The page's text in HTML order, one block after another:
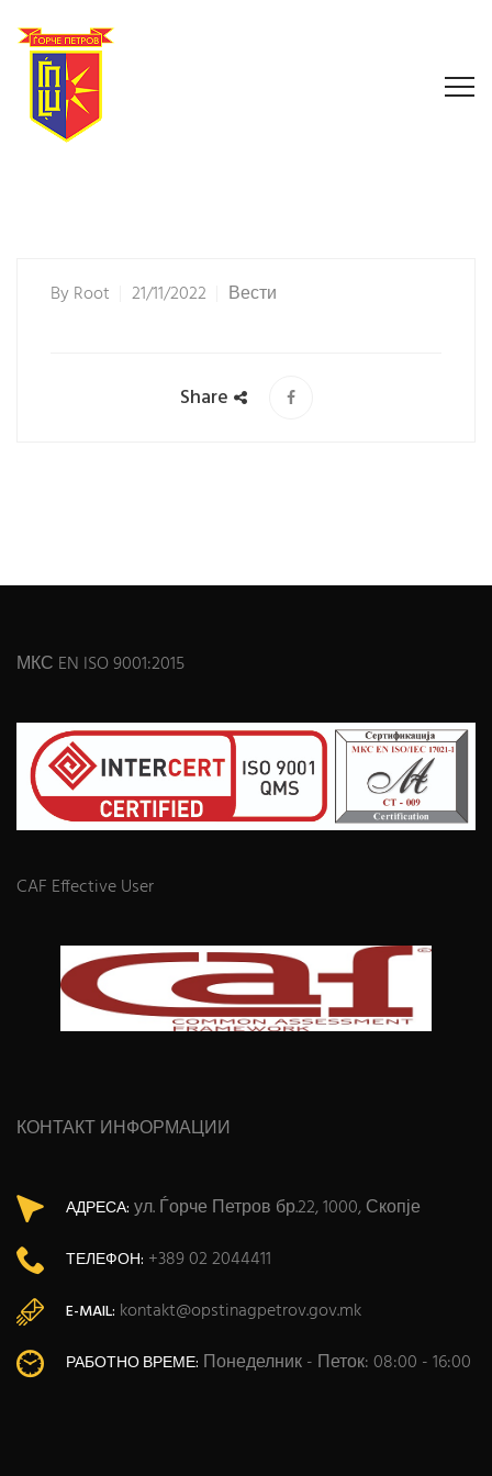
ByRoot 21/11/2022 Вести
Share
МКС EN ISO 9001:2015
CAF Effective User
КОНТАКТ ИНФОРМАЦИИ
АДРЕСА: ул. Ѓорче Петров бр.22, 1000, Скопје
ТЕЛЕФОН: +389 02 2044411
E-MAIL: kontakt@opstinagpetrov.gov.mk
РАБОТНО ВРЕМЕ: Понеделник - Петок: 08:00 - 16:00